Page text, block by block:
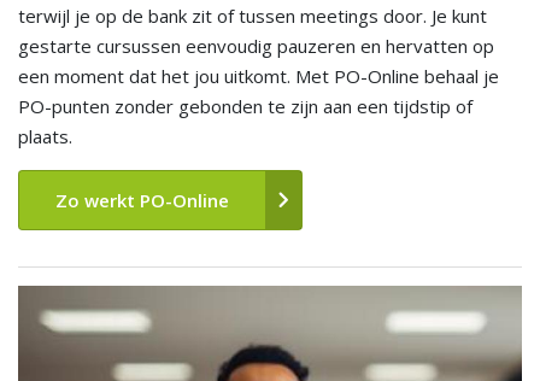
terwijl je op de bank zit of tussen meetings door. Je kunt
gestarte cursussen eenvoudig pauzeren en hervatten op
een moment dat het jou uitkomt. Met PO-Online behaal je
PO-punten zonder gebonden te zijn aan een tijdstip of
plaats.
Zo werkt PO-Online